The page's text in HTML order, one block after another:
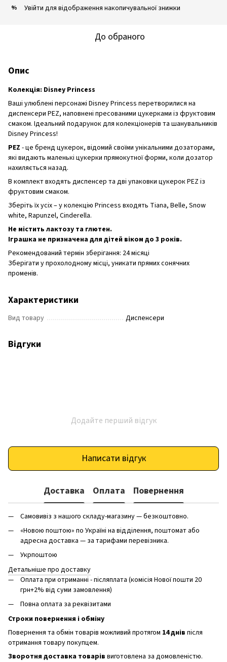
% Увійти для відображення накопичувальної знижки
До обраного
Опис
Колекція: Disney Princess
Ваші улюблені персонажі Disney Princess перетворилися на
диспенсери PEZ, наповнені пресованими цукерками із фруктовим
смаком. Ідеальний подарунок для колекціонерів та шанувальників
Disney Princess!
PEZ - це бренд цукерок, відомий своїми унікальними дозаторами,
які видають маленькі цукерки прямокутної форми, коли дозатор
нахиляється назад.
В комплект входять диспенсер та дві упаковки цукерок PEZ із
фруктовим смаком.
Зберіть їх усіх – у колекцію Princess входять Tiana, Belle, Snow
white, Rapunzel, Cinderella.
Не містить лактозу та глютен.
Іграшка не призначена для дітей віком до 3 років.
Рекомендований термін зберігання: 24 місяці
Зберігати у прохолодному місці, уникати прямих сонячних
променів.
Характеристики
Вид товару Диспенсери
Відгуки
Додайте перший відгук
Написати відгук
Доставка Оплата Повернення
Самовивіз з нашого складу-магазину — безкоштовно.
«Новою поштою» по Україні на відділення, поштомат або
адресна доставка — за тарифами перевізника.
Укрпоштою
Детальніше про доставку
Оплата при отриманні - післяплата (комісія Нової пошти 20
грн+2% від суми замовлення)
Повна оплата за реквізитами
Строки повернення і обміну
Повернення та обмін товарів можливий протягом 14 днів після
отримання товару покупцем.
Зворотня доставка товарів виготовлена ​​за домовленістю.